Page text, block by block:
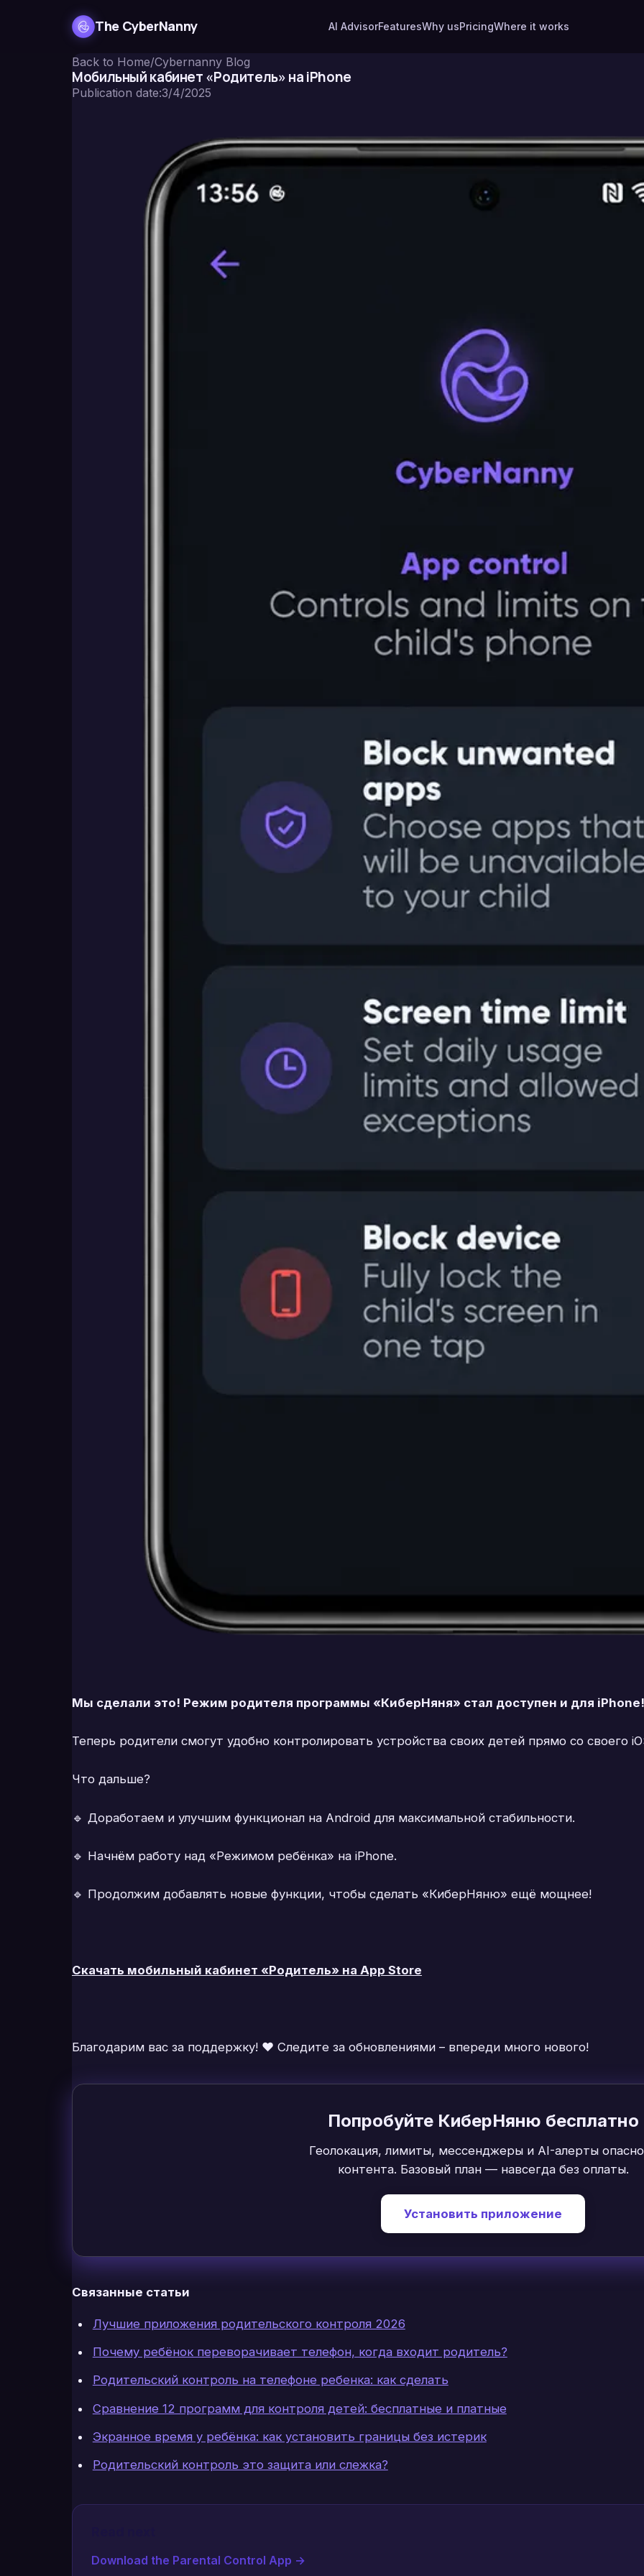
The CyberNanny AI AdvisorFeaturesWhy usPricingWhere it works
Back to Home/Cybernanny Blog
Мобильный кабинет «Родитель» на iPhone
Publication date:3/4/2025
Мы сделали это! Режим родителя программы «КиберНяня» стал доступен и для iPhone!
Теперь родители смогут удобно контролировать устройства своих детей прямо со своего
Что дальше?
🔹 Доработаем и улучшим функционал на Android для максимальной стабильности.
🔹 Начнём работу над «Режимом ребёнка» на iPhone.
🔹 Продолжим добавлять новые функции, чтобы сделать «КиберНяню» ещё мощнее!
Скачать мобильный кабинет «Родитель» на App Store
Благодарим вас за поддержку! ❤️ Следите за обновлениями – впереди много нового!
Попробуйте КиберНяню бесплатно
Геолокация, лимиты, мессенджеры и AI-алерты
контента. Базовый план — навсегда без оплаты.
Установить приложение
Связанные статьи
Лучшие приложения родительского контроля 2026
Почему ребёнок переворачивает телефон, когда входит родитель?
Родительский контроль на телефоне ребенка: как сделать
Сравнение 12 программ для контроля детей: бесплатные и платные
Экранное время у ребёнка: как установить границы без истерик
Родительский контроль это защита или слежка?
Download the Parental Control App →